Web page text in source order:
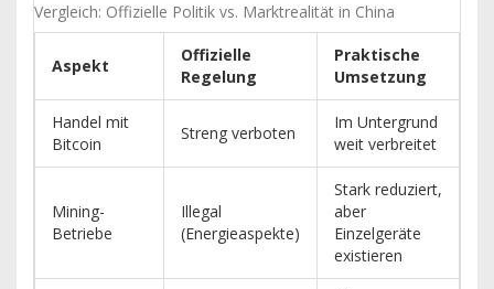
Vergleich: Offizielle Politik vs. Marktrealität in China
Aspekt
Offizielle
Regelung
Praktische
Umsetzung
Handel mit
Bitcoin
Streng verboten
Im Untergrund
weit verbreitet
Mining-
Betriebe
Illegal
(Energieaspekte)
Stark reduziert,
aber
Einzelgeräte
existieren